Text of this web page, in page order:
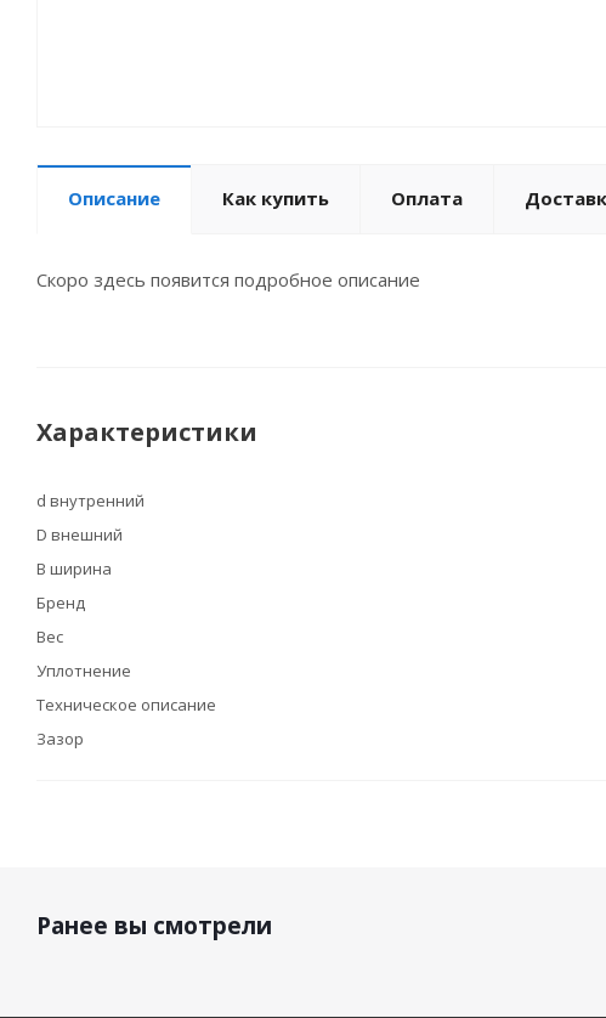
Описание Как купить Оплата
Скоро здесь появится подробное описание
Характеристики
d внутренний
D внешний
B ширина
Бренд
Вес
Уплотнение
Техническое описание
Зазор
Ранее вы смотрели